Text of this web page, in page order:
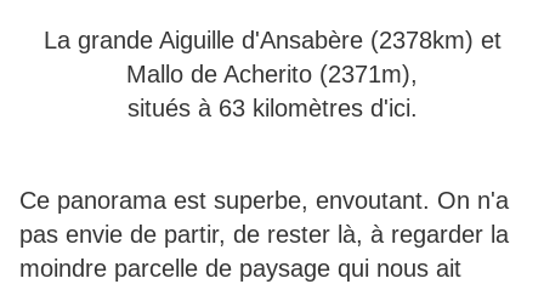
La grande Aiguille d'Ansabère (2378km) et
Mallo de Acherito (2371m),
situés à 63 kilomètres d'ici.
Ce panorama est superbe, envoutant. On n'a
pas envie de partir, de rester là, à regarder la
moindre parcelle de paysage qui nous ait